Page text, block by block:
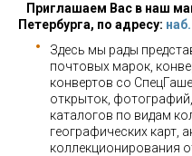
Приглашаем Вас в наш
Петербурга, по адресу:
Здесь мы рады
почтовых марок,
конвертов со
открыток,
каталогов по видам
географических карт,
коллекционирования